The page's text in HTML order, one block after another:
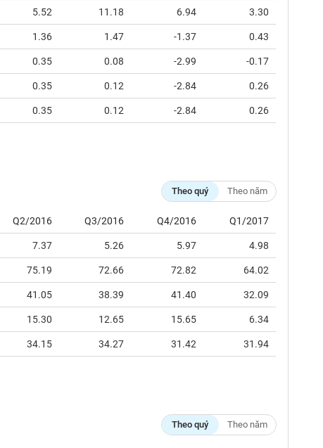
5.52 11.18 6.94 3.30
1.36 1.47 -1.37 0.43
0.35 0.08 -2.99 -0.17
0.35 0.12 -2.84 0.26
0.35 0.12 -2.84 0.26
Theo quý Theo năm
Q2/2016 Q3/2016 Q4/2016 Q1/2017
7.37 5.26 5.97 4.98
75.19 72.66 72.82 64.02
41.05 38.39 41.40 32.09
15.30 12.65 15.65 6.34
34.15 34.27 31.42 31.94
Theo quý Theo năm